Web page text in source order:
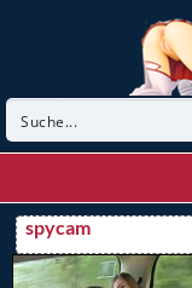
spycam